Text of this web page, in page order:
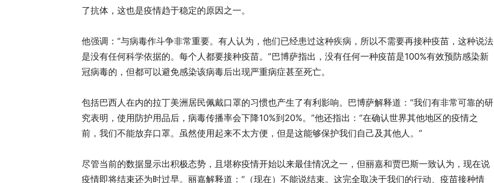
了抗体，这也是疫情趋于稳定的原因之一。
他强调：“与病毒作斗争非常重要。有人认为，他们已经患过这种疾病，所以不需要再接种疫苗，这种说法
是没有任何科学依据的。每个人都要接种疫苗。”巴博萨指出，没有任何一种疫苗是100%有效预防感染新
冠病毒的，但都可以避免感染该病毒后出现严重病症甚至死亡。
包括巴西人在内的拉丁美洲居民佩戴口罩的习惯也产生了有利影响。巴博萨解释道：“我们有非常可靠的研
究表明，使用防护用品后，病毒传播率会下降10%到20%。”他还指出：“在确认世界其他地区的疫情之
前，我们不能放弃口罩。虽然使用起来不太方便，但是这能够保护我们自己及其他人。”
尽管当前的数据显示出积极态势，且堪称疫情开始以来最佳情况之一，但丽嘉和贾巴斯一致认为，现在说
疫情即将结束还为时过早。丽嘉解释道：“（现在）不能说结束。这完全取决于我们的行动、疫苗接种情